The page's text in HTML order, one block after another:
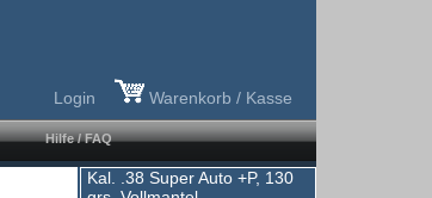
Login Warenkorb / Kasse
Hilfe / FAQ
Kal. .38 Super Auto +P, 130